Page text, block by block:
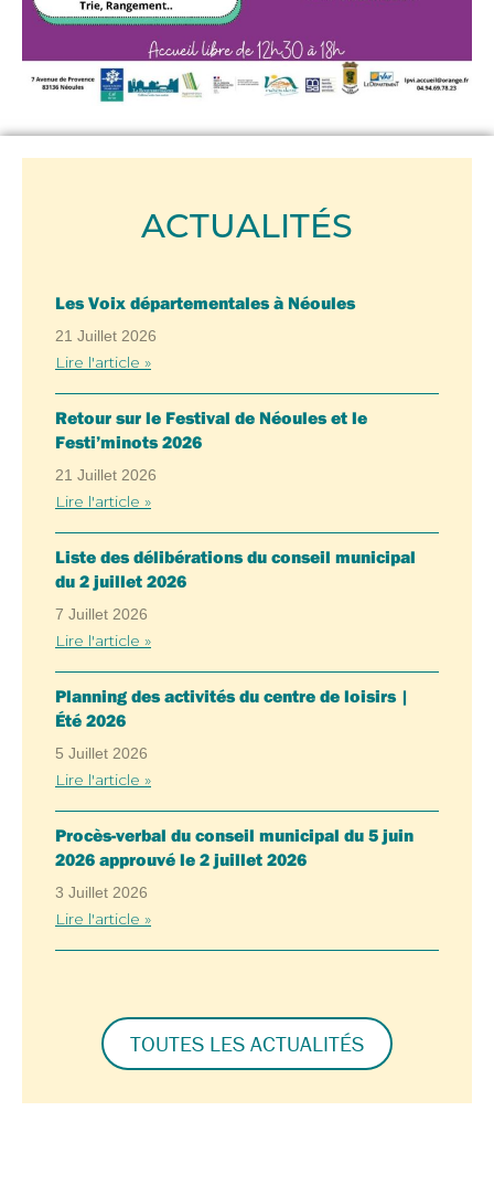
ACTUALITÉS
Les Voix départementales à Néoules
21 Juillet 2026
Lire l'article »
Retour sur le Festival de Néoules et le
Festi’minots 2026
21 Juillet 2026
Lire l'article »
Liste des délibérations du conseil municipal
du 2 juillet 2026
7 Juillet 2026
Lire l'article »
Planning des activités du centre de loisirs |
Été 2026
5 Juillet 2026
Lire l'article »
Procès-verbal du conseil municipal du 5 juin
2026 approuvé le 2 juillet 2026
3 Juillet 2026
Lire l'article »
TOUTES LES ACTUALITÉS